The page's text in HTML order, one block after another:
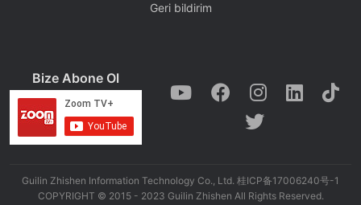
Geri bildirim
Bize Abone Ol
Guilin Zhishen Information Technology Co., Ltd. 桂ICP备17006240号-1
COPYRIGHT © 2015 - 2023 Guilin Zhishen All Rights Reserved.